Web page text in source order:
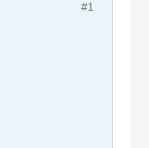
#1